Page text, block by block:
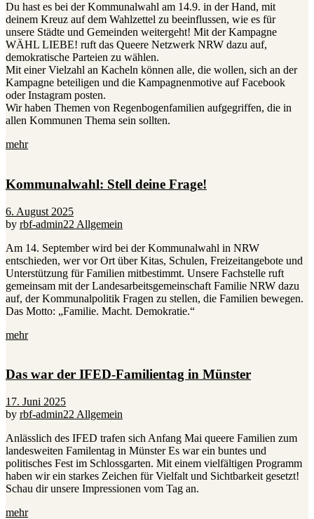
Du hast es bei der Kommunalwahl am 14.9. in der Hand, mit
deinem Kreuz auf dem Wahlzettel zu beeinflussen, wie es für
unsere Städte und Gemeinden weitergeht! Mit der Kampagne
WÄHL LIEBE! ruft das Queere Netzwerk NRW dazu auf,
demokratische Parteien zu wählen.
Mit einer Vielzahl an Kacheln können alle, die wollen, sich an der
Kampagne beteiligen und die Kampagnenmotive auf Facebook
oder Instagram posten.
Wir haben Themen von Regenbogenfamilien aufgegriffen, die in
allen Kommunen Thema sein sollten.
mehr
Kommunalwahl: Stell deine Frage!
6. August 2025
by rbf-admin22 Allgemein
Am 14. September wird bei der Kommunalwahl in NRW
entschieden, wer vor Ort über Kitas, Schulen, Freizeitangebote und
Unterstützung für Familien mitbestimmt. Unsere Fachstelle ruft
gemeinsam mit der Landesarbeitsgemeinschaft Familie NRW dazu
auf, der Kommunalpolitik Fragen zu stellen, die Familien bewegen.
Das Motto: „Familie. Macht. Demokratie.“
mehr
Das war der IFED-Familientag in Münster
17. Juni 2025
by rbf-admin22 Allgemein
Anlässlich des IFED trafen sich Anfang Mai queere Familien zum
landesweiten Familentag in Münster Es war ein buntes und
politisches Fest im Schlossgarten. Mit einem vielfältigen Programm
haben wir ein starkes Zeichen für Vielfalt und Sichtbarkeit gesetzt!
Schau dir unsere Impressionen vom Tag an.
mehr